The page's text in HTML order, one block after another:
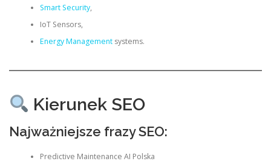
Smart Security,
IoT Sensors,
Energy Managementsystems.
Kierunek SEO
Najważniejsze frazy SEO:
Predictive Maintenance AI Polska